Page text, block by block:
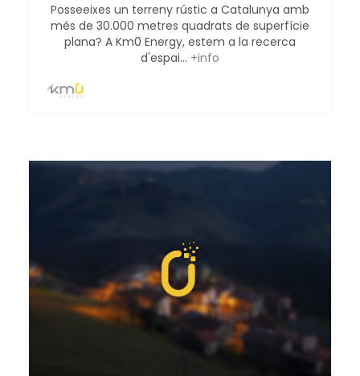
Posseeixes un terreny rústic a Catalunya amb
més de 30.000 metres quadrats de superfície
plana? A Km0 Energy, estem a la recerca
d'espai... +info